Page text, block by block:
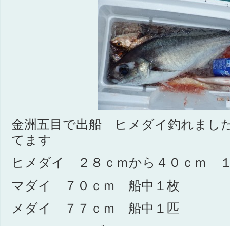
金洲五目で出船 ヒメダイ釣れまし
てます
ヒメダイ ２８ｃｍから４０ｃｍ
マダイ ７０ｃｍ 船中１枚
メダイ ７７ｃｍ 船中１匹